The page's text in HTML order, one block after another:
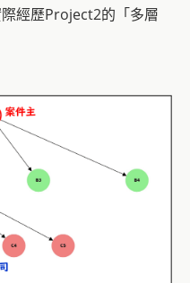
經歷Project2的「多層